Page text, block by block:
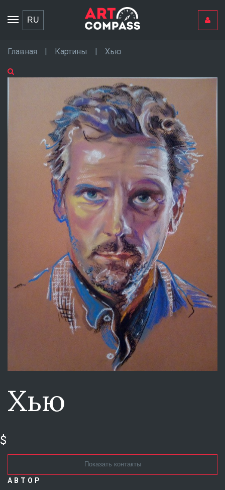
Toggle
navigation
RU
Главная | Картины | Хью
Хью
$
Показать контакты
АВТОР